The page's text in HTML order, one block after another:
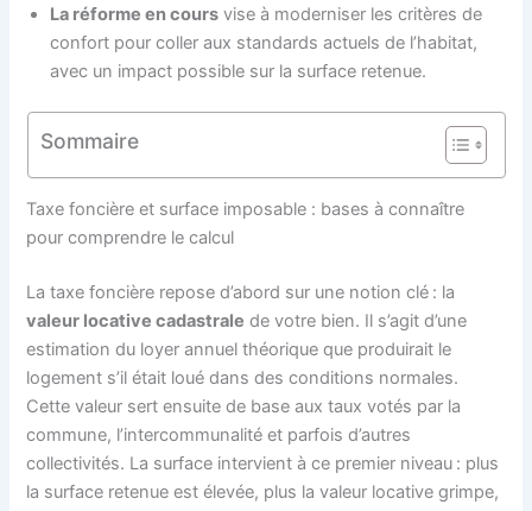
La réforme en cours vise à moderniser les critères de
confort pour coller aux standards actuels de l’habitat,
avec un impact possible sur la surface retenue.
Sommaire
Taxe foncière et surface imposable : bases à connaître
pour comprendre le calcul
La taxe foncière repose d’abord sur une notion clé : la
valeur locative cadastrale de votre bien. Il s’agit d’une
estimation du loyer annuel théorique que produirait le
logement s’il était loué dans des conditions normales.
Cette valeur sert ensuite de base aux taux votés par la
commune, l’intercommunalité et parfois d’autres
collectivités. La surface intervient à ce premier niveau : plus
la surface retenue est élevée, plus la valeur locative grimpe,